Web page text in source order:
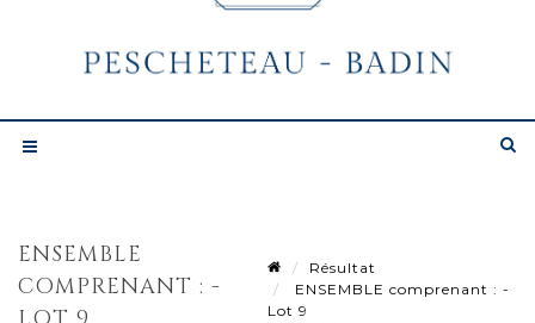
ENSEMBLE
COMPRENANT : -
Résultat
ENSEMBLE comprenant : -
Lot 9